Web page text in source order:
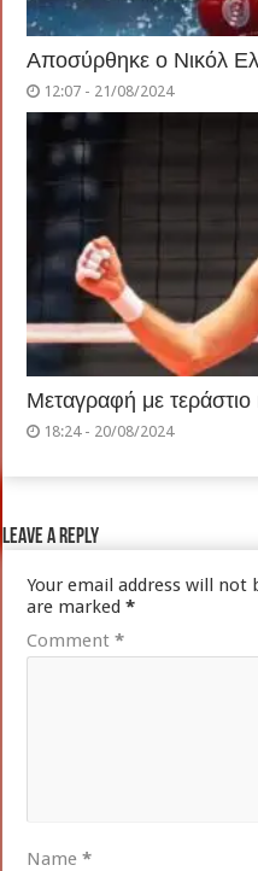
Αποσύρθηκε ο Νικόλ
12:07 - 21/08/2024
Μεταγραφή με τεράστιο
18:24 - 20/08/2024
Leave a Reply
Your email address will not
are marked*
Comment*
Name*